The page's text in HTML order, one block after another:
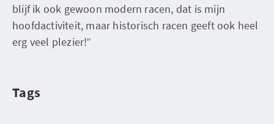
blijf ik ook gewoon modern racen, dat is mijn
hoofdactiviteit, maar historisch racen geeft ook heel
erg veel plezier!”
Tags